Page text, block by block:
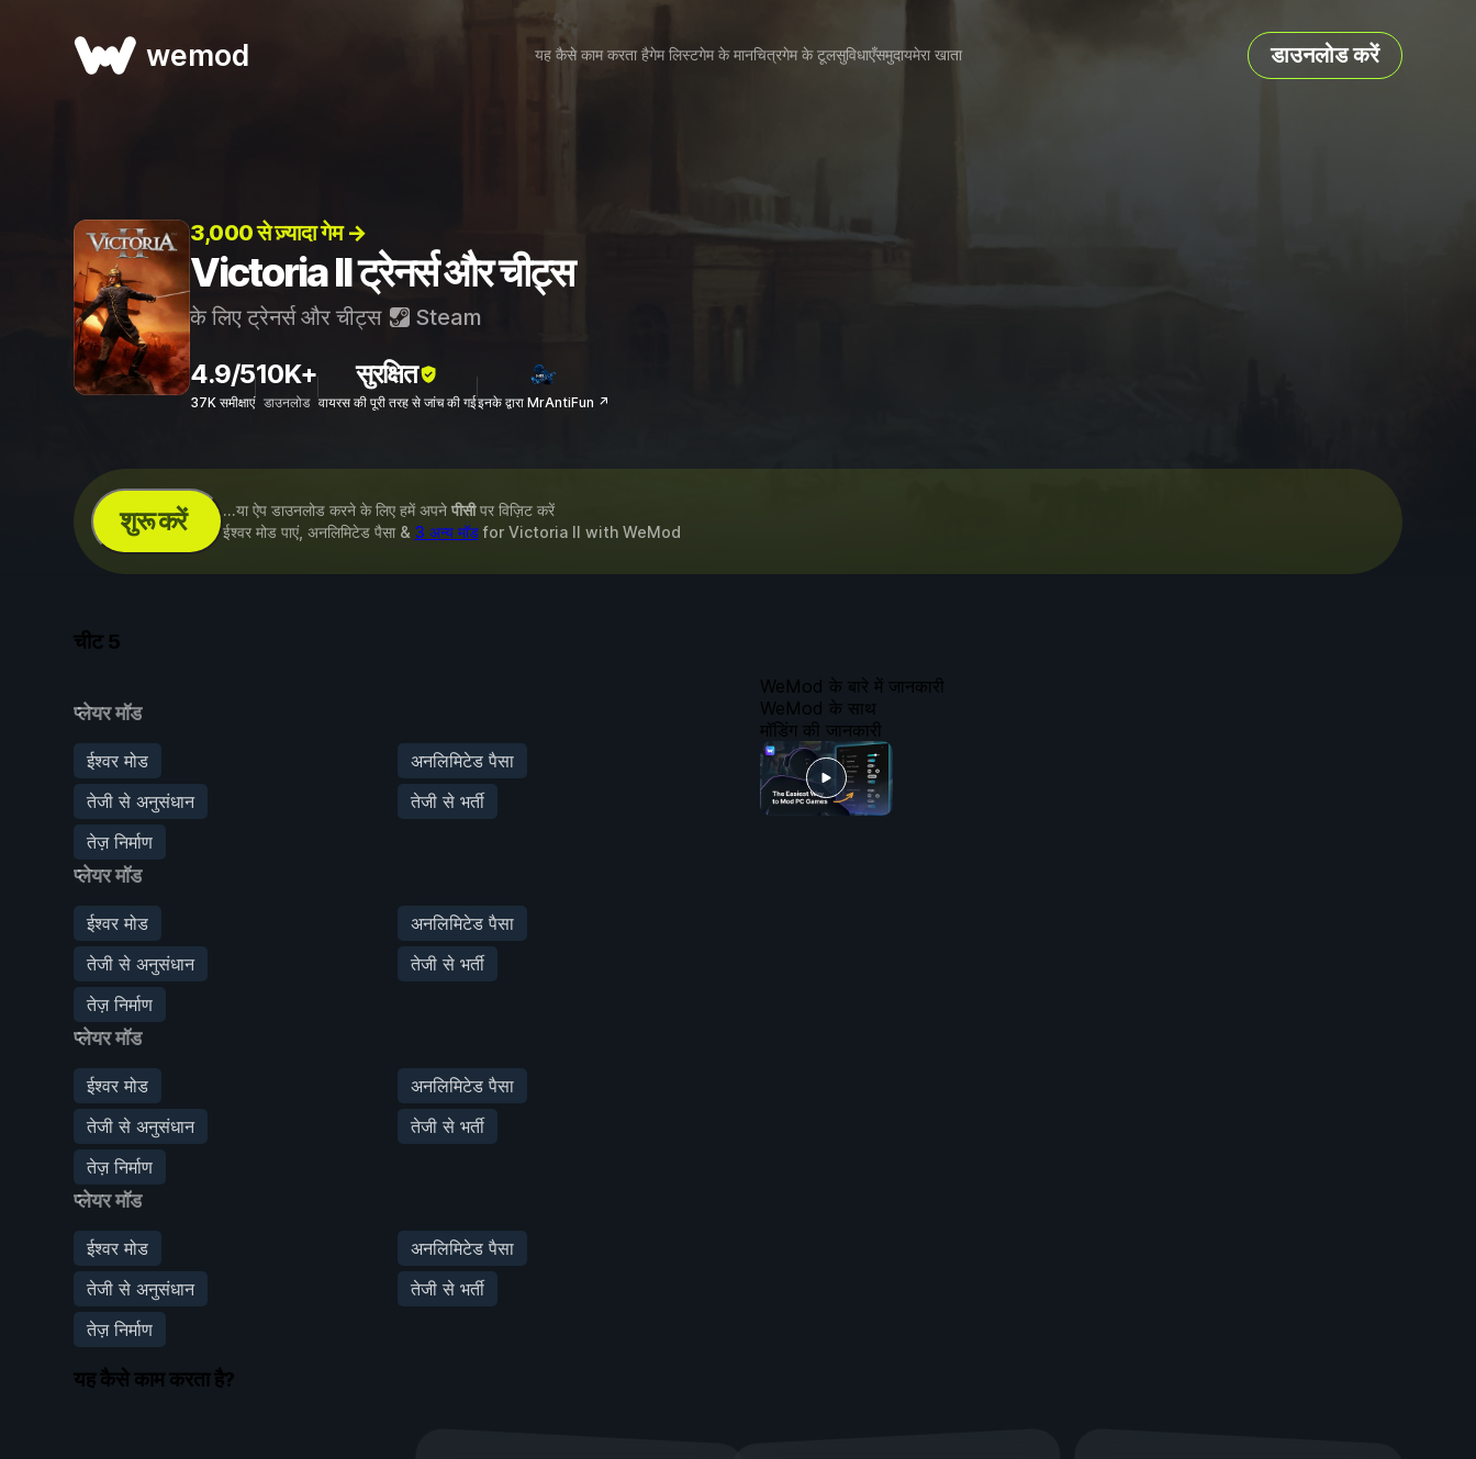
wemod यह कैसे काम करता हैगेम लिस्टगेम के मानचित्रगेम के टूलसुविधाएँसमुदायमेरा खाता डाउनलोड करें
3,000 से ज़्यादा गेम →
Victoria II ट्रेनर्स और चीट्स
के लिए ट्रेनर्स और चीट्स Steam
4.9/5
37K समीक्षाएं
10K+
डाउनलोड
सुरक्षित
वायरस की पूरी तरह से जांच की गईइनके द्वारा MrAntiFun ↗
शुरू करें ...या ऐप डाउनलोड करने के लिए हमें अपने पीसीपर विज़िट करें
ईश्वर मोड पाएं, अनलिमिटेड पैसा & 3 अन्य मॉडfor Victoria II with WeMod
चीट 5
प्लेयर मॉड
ईश्वर मोड
अनलिमिटेड पैसा
तेजी से अनुसंधान
तेजी से भर्ती
तेज़ निर्माण
प्लेयर मॉड
ईश्वर मोड
अनलिमिटेड पैसा
तेजी से अनुसंधान
तेजी से भर्ती
तेज़ निर्माण
प्लेयर मॉड
ईश्वर मोड
अनलिमिटेड पैसा
तेजी से अनुसंधान
तेजी से भर्ती
तेज़ निर्माण
प्लेयर मॉड
ईश्वर मोड
अनलिमिटेड पैसा
तेजी से अनुसंधान
तेजी से भर्ती
तेज़ निर्माण
WeMod के बारे में जानकारी
WeMod के साथ
मॉडिंग की जानकारी
यह कैसे काम करता है?